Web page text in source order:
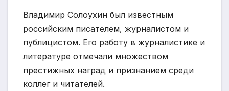
Владимир Солоухин был известным
российским писателем, журналистом и
публицистом. Его работу в журналистике и
литературе отмечали множеством
престижных наград и признанием среди
коллег и читателей.